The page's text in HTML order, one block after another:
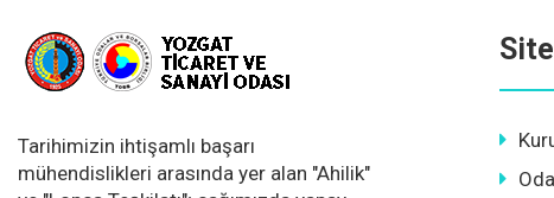
Tarihimizin ihtişamlı başarı
mühendislikleri arasında yer alan "Ahilik"